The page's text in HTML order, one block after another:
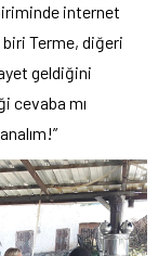
internet
biri Terme, diğeri
geldiğini
cevaba mı